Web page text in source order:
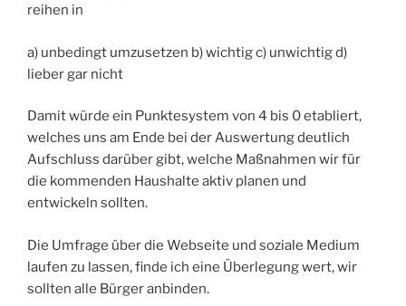
reihen in
a) unbedingt umzusetzen b) wichtig c) unwichtig d)
lieber gar nicht
Damit würde ein Punktesystem von 4 bis 0 etabliert,
welches uns am Ende bei der Auswertung deutlich
Aufschluss darüber gibt, welche Maßnahmen wir für
die kommenden Haushalte aktiv planen und
entwickeln sollten.
Die Umfrage über die Webseite und soziale Medium
laufen zu lassen, finde ich eine Überlegung wert, wir
sollten alle Bürger anbinden.